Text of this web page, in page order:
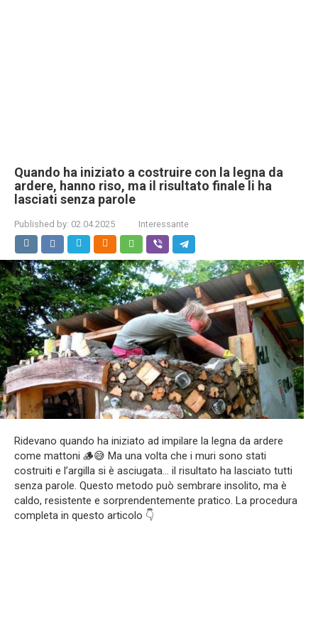
Quando ha iniziato a costruire con la legna da
ardere, hanno riso, ma il risultato finale li ha
lasciati senza parole
Published by: 02.04.2025 Interessante
Ridevano quando ha iniziato ad impilare la legna da ardere
come mattoni 🪵😅 Ma una volta che i muri sono stati
costruiti e l’argilla si è asciugata… il risultato ha lasciato tutti
senza parole. Questo metodo può sembrare insolito, ma è
caldo, resistente e sorprendentemente pratico. La procedura
completa in questo articolo 👇